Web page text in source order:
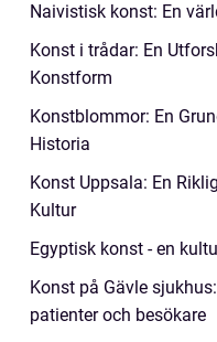
Naivistisk konst: En
Konst i trådar: En
Konstform
Konstblommor: En
Historia
Konst Uppsala: En
Kultur
Egyptisk konst - en
Konst på Gävle
patienter och besökare